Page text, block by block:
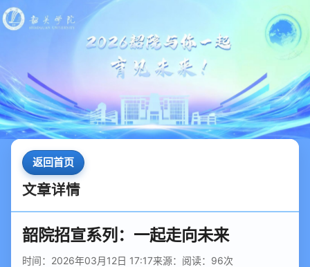
返回首页
文章详情
韶院招宣系列：一起走向未来
时间：2026年03月12日 17:17来源： 阅读： 96次